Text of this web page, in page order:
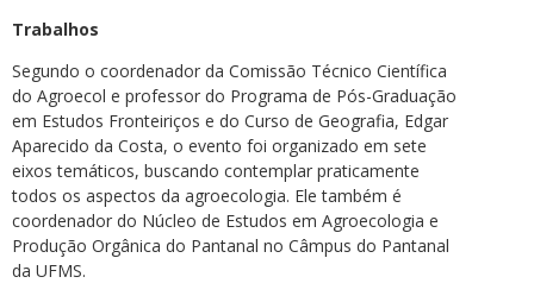
Trabalhos
Segundo o coordenador da Comissão Técnico Científica
do Agroecol e professor do Programa de Pós-Graduação
em Estudos Fronteiriços e do Curso de Geografia, Edgar
Aparecido da Costa, o evento foi organizado em sete
eixos temáticos, buscando contemplar praticamente
todos os aspectos da agroecologia. Ele também é
coordenador do Núcleo de Estudos em Agroecologia e
Produção Orgânica do Pantanal no Câmpus do Pantanal
da UFMS.